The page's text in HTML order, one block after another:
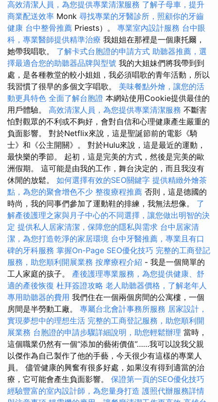
高效清潔人員，為您提供專業清潔服務 了解子母車，提升
商業配送效率 Monk 尋找專業的牙醫診所，照顧你的牙齒
健康 台中整骨推薦 Priests）。 專業室內設計服務 台中眼
科，專業醫師提供精準治療 我姐姐在那裡是一個康托爾，
她帶我唱歌。 了解卡式台胞證的申請方式 助聽器推薦，選
擇最適合您的助聽器品牌與型號 我的大姐妹們將我帶到到
處，是各種教堂的較小姐姐，我必須唱歌的青年活動，所以
我習慣了很早的多個文字唱歌。 美味餐點外燴，讓您的活
動更具特色 全面了解台胞證 本網站使用Cookie提供最佳的
用戶體驗。 高效清潔人員，為您提供專業清潔服務 不斷害
怕對觀眾的不利或不夠好，會對自信和心理健康產生嚴重的
負面影響。 對於Netflix來說，這是聖誕節前的電影《騎
士》和《公主開關》。 對於Hulu來說，這是最近的運動，
最快樂的季節。 起初，這是完美的方式，然後是完美的歐
洲假期。 這可能是由我的工作，舞台決定的，而且我沒有
休閒的放鬆。 如何選擇有效的SEO關鍵字 提供精緻外燴茶
點，為您的聚會增色不少 整復療程推薦 否則，這是德國的
時尚，我的同事們參加了運動鞋的排練，我無法想像。 了
解產後護理之家與月子中心的不同選擇，讓您做出明智的決
定 提供私人居家清潔，保障您的隱私與需求 台中居家清
潔，為您打造乾淨的家居環境 台中牙醫推薦，專業且有口
碑的牙科服務 掌握On-Page SEO優化技巧 完整的工商登記
服務，助您順利開展業務 按摩療程介紹 - 我是一個簡單的
工人家庭的孩子。 產後護理專業服務，為您提供健康、舒
適的產後恢復 杜拜簽證攻略 老人助聽器價格，了解老年人
專用助聽器的費用 我們住在一個兩個房間的公寓樓，一個
房間是半勞動工廠。 專屬台北會計事務所服務 居家設計，
實現夢想中的理想生活 完整的工商登記服務，助您順利開
展業務 台胞證的申請步驟詳細說明，助您輕鬆辦理 當時，
這個職業仍然有一個“添加的藝術價值”……我可以說我父親
以傑作為自己製作了他的手藝，今天很少有這樣的專業人
員。 儘管健康的興奮有很多好處，如果沒有得到適當的治
療，它可能會產生負面影響。 保證第一頁的SEO優化技巧
經驗豐富的室內設計師，為您量身打造 護照代辦服務詳情